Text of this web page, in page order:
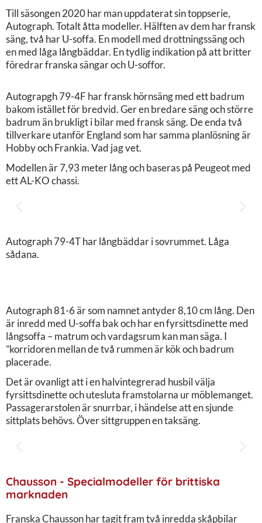
Till säsongen 2020 har man uppdaterat sin toppserie,
Autograph. Totalt åtta modeller. Hälften av dem har fransk
säng, två har U-soffa. En modell med drottningssäng och
en med låga långbäddar. En tydlig indikation på att britter
föredrar franska sängar och U-soffor.
Autograpgh 79-4F har fransk hörnsäng med ett badrum
bakom istället för bredvid. Ger en bredare säng och större
badrum än brukligt i bilar med fransk säng. De enda två
tillverkare utanför England som har samma planlösning är
Hobby och Frankia. Vad jag vet.
Modellen är 7,93 meter lång och baseras på Peugeot med
ett AL-KO chassi.
Autograph 79-4T har långbäddar i sovrummet. Låga
sådana.
Autograph 81-6 är som namnet antyder 8,10 cm lång. Den
är inredd med U-soffa bak och har en fyrsittsdinette med
långsoffa – matrum och vardagsrum kan man säga. I
”korridoren mellan de två rummen är kök och badrum
placerade.
Det är ovanligt att i en halvintegrerad husbil välja
fyrsittsdinette och utesluta framstolarna ur möblemanget.
Passagerarstolen är snurrbar, i händelse att en sjunde
sittplats behövs. Över sittgruppen en taksäng.
Chausson - Specialmodeller för brittiska
marknaden
Franska Chausson har tagit fram två inredda skåpbilar